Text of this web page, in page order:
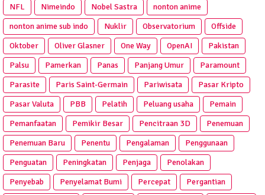
NFL
Nimeindo Nobel Sastra
nonton anime
nonton anime sub indo
Nuklir Observatorium
Offside
Oktober
Oliver Glasner One Way OpenAI
Pakistan
Palsu
Pamerkan Panas Panjang Umur
Paramount
Parasite
Paris Saint-Germain Pariwisata
Pasar Kripto
Pasar Valuta
PBB Pelatih Peluang usaha
Pemain
Pemanfaatan
Pemikir Besar Pencitraan 3D
Penemuan
Penemuan Baru
Penentu Pengalaman
Penggunaan
Penguatan
Peningkatan Penjaga
Penolakan
Penyebab
Penyelamat Bumi Percepat
Pergantian